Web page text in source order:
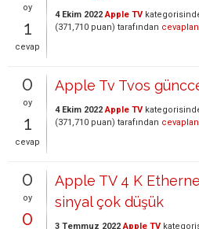
oy
1
cevap
4 Ekim 2022 Apple TV
(371,710 puan) tarafından
0
oy
1
cevap
Apple Tv Tvos
4 Ekim 2022 Apple TV
(371,710 puan) tarafından
0
oy
0
Apple TV 4 K
sinyal çok düşük
3 Temmuz 2022 Apple TV